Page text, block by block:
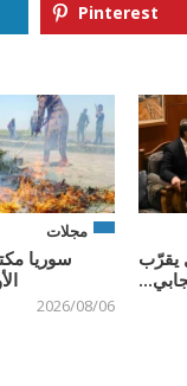
Pinterest
مجلات
سوريا
2026/08/06
يقرّب